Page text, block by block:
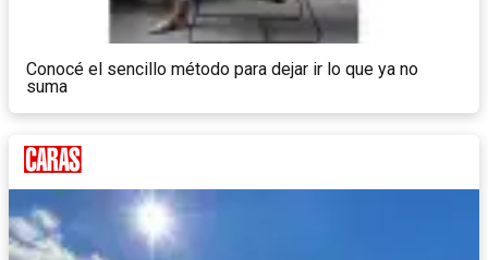
Conocé el sencillo método para dejar ir lo que ya no
suma